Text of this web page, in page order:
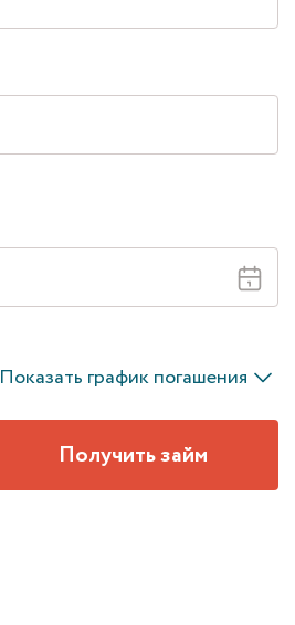
Показать график погашения
Получить займ